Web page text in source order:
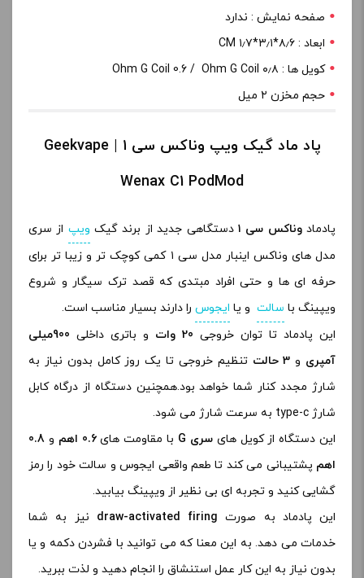
صفحه نمایش : ندارد
ابعاد : ۸٫۶*۳٫۱*۱٫۷ CM
کویل ها : ۰٫۸ Ohm G Coil 0.6 / Ohm G Coil
حجم مخزن ۲ میل
پاد ماد گیک ویپ وناکس سی ۱ | Geekvape
Wenax C1 PodMod
پادمادوناکس سی ۱ دستگاهی جدید از برند گیک ویپ از سری
مدل های وناکس اینبار مدل سی ۱ کمی کوچک تر و زیبا تر برای
حرفه ای ها و حتی افراد مبتدی که قصد ترک سیگار و شروع
ویپینگ با سالت و یا ایجوس را دارند بسیار مناسب است.
این پادماد تا توان خروجی 20 وات و باتری داخلی
900میلی
آمپری و 3 حالت
تنظیم خروجی تا یک روز کامل بدون نیاز به
شارژ مجدد کنار شما خواهد بود.همچنین دستگاه از درگاه کابل
شارژ type-c به سرعت شارژ می شود.
این دستگاه از کویل هایسری G با مقاومت های0.6 اهم و 0.8
اهم پشتیبانی می کند تا طعم واقعی ایجوس و سالت خود را رمز
گشایی کنید و تجربه ای بی نظیر از ویپینگ بیابید.
این پادماد به صورتdraw-activated firing
نیز به شما
خدمات می دهد. به این معنا که می توانید با فشردن دکمه و یا
بدون نیاز به این کار عمل استنشاق را انجام دهید و لذت ببرید.